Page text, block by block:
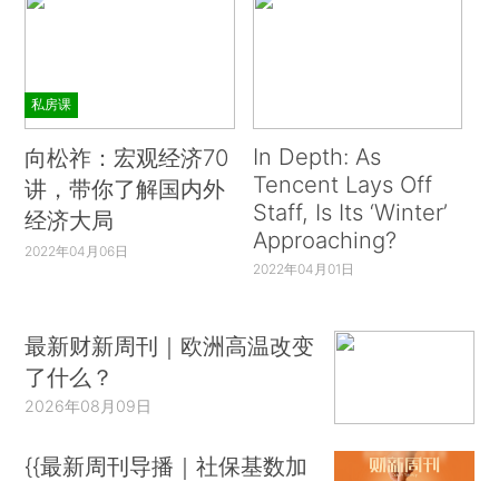
私房课
向松祚：宏观经济70
讲，带你了解国内外
经济大局
2022年04月06日
In Depth: As
Tencent Lays Off
Staff, Is Its ‘Winter’
Approaching?
2022年04月01日
最新财新周刊｜欧洲高温改变
了什么？
2026年08月09日
{{最新周刊导播｜社保基数加